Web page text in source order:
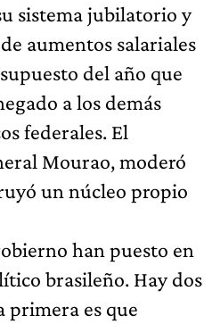
sistema jubilatorio y
aumentos salariales
del año que
a los demás
federales. El
Mourao, moderó
un núcleo propio
han puesto en
brasileño. Hay dos
primera es que